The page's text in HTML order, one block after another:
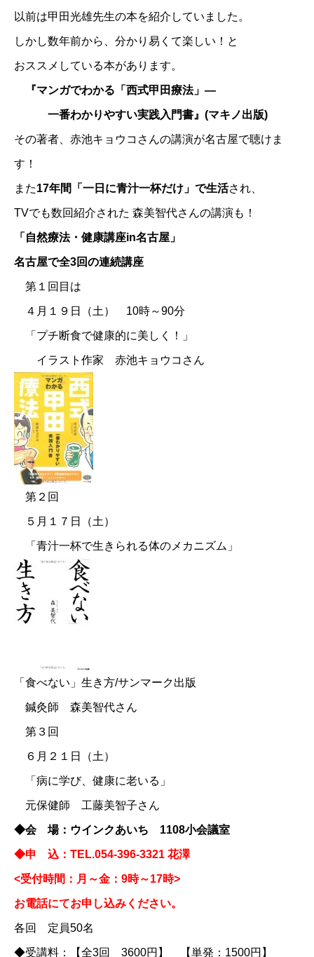
以前は甲田光雄先生の本を紹介していました。
しかし数年前から、分かり易くて楽しい！と
おススメしている本があります。
『マンガでわかる「西式甲田療法」―
一番わかりやすい実践入門書』(マキノ出版)
その著者、赤池キョウコさんの講演が名古屋で聴けま
す！
また17年間「一日に青汁一杯だけ」で生活され、
TVでも数回紹介された 森美智代さんの講演も！
「自然療法・健康講座in名古屋」
名古屋で全3回の連続講座
第１回目は
４月１９日（土） 10時～90分
「プチ断食で健康的に美しく！」
イラスト作家 赤池キョウコさん
第２回
５月１７日（土）
「青汁一杯で生きられる体のメカニズム」
「食べない」生き方/サンマーク出版
鍼灸師 森美智代さん
第３回
６月２１日（土）
「病に学び、健康に老いる」
元保健師 工藤美智子さん
◆会 場：ウインクあいち 1108小会議室
◆申 込：TEL.054-396-3321 花澤
<受付時間：月～金：9時～17時>
お電話にてお申し込みください。
各回 定員50名
◆受講料：【全3回 3600円】 【単発：1500円】